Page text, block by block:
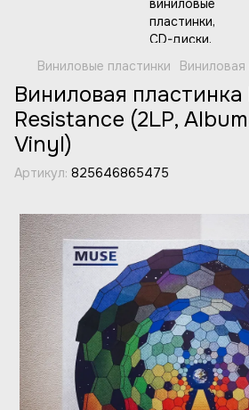
Виниловые пластинки Виниловая
Виниловая
Resistance (2LP,
Vinyl)
Артикул: 825646865475